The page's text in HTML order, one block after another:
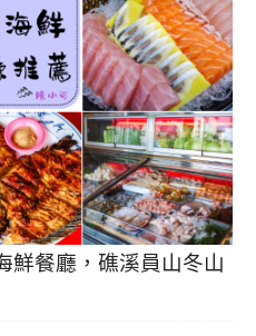
鮮餐廳，礁溪員山冬山